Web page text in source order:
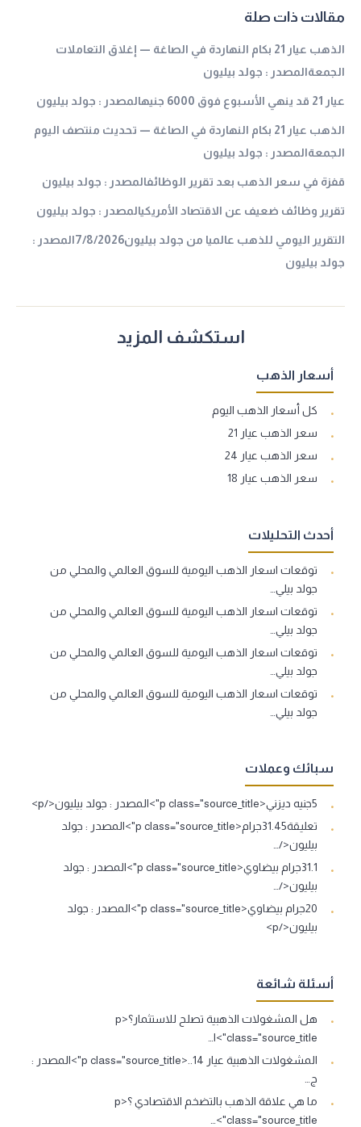
مقالات ذات صلة
الذهب عيار 21 بكام النهاردة في الصاغة — إغلاق التعاملات
الجمعةالمصدر : جولد بيليون
عيار 21 قد ينهي الأسبوع فوق 6000 جنيهالمصدر : جولد بيليون
الذهب عيار 21 بكام النهاردة في الصاغة — تحديث منتصف اليوم
الجمعةالمصدر : جولد بيليون
قفزة في سعر الذهب بعد تقرير الوظائفالمصدر : جولد بيليون
تقرير وظائف ضعيف عن الاقتصاد الأمريكيالمصدر : جولد بيليون
التقرير اليومي للذهب عالميا من جولد بيليون7/8/2026المصدر :
جولد بيليون
استكشف المزيد
أسعار الذهب
كل أسعار الذهب اليوم
سعر الذهب عيار 21
سعر الذهب عيار 24
سعر الذهب عيار 18
أحدث التحليلات
توقعات اسعار الذهب اليومية للسوق العالمي والمحلي من
جولد بيلي…
توقعات اسعار الذهب اليومية للسوق العالمي والمحلي من
جولد بيلي…
توقعات اسعار الذهب اليومية للسوق العالمي والمحلي من
جولد بيلي…
توقعات اسعار الذهب اليومية للسوق العالمي والمحلي من
جولد بيلي…
سبائك وعملات
5جنيه ديزني<p class="source_title">المصدر : جولد بيليون</p>
تعليقة31.45جرام<p class="source_title">المصدر : جولد
بيليون</…
31.1جرام بيضاوي<p class="source_title">المصدر : جولد
بيليون</…
20جرام بيضاوي<p class="source_title">المصدر : جولد
بيليون</p>
أسئلة شائعة
هل المشغولات الذهبية تصلح للاستثمار؟<p
class="source_title">ا…
المشغولات الذهبية عيار 14..<p class="source_title">المصدر :
ج…
ما هي علاقة الذهب بالتضخم الاقتصادي ؟<p
class="source_title">…